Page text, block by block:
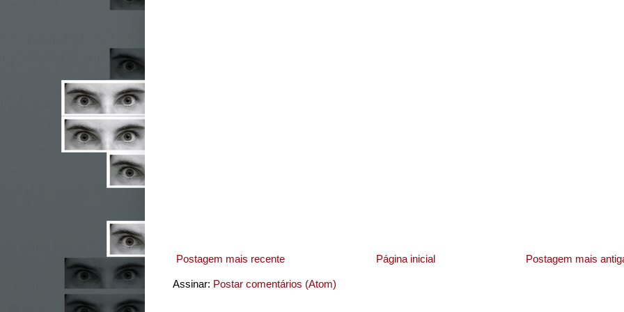
Postagem mais recente Postagem mais
Página inicial
Assinar: Postar comentários (Atom)